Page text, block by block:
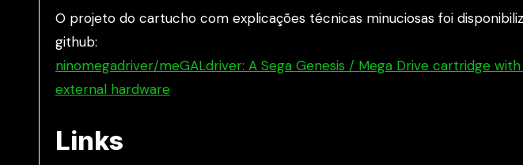
O projeto do cartucho com explicações técnicas minuciosas foi
github:
ninomegadriver/meGALdriver: A Sega Genesis / Mega Drive cartridge
external hardware
Links